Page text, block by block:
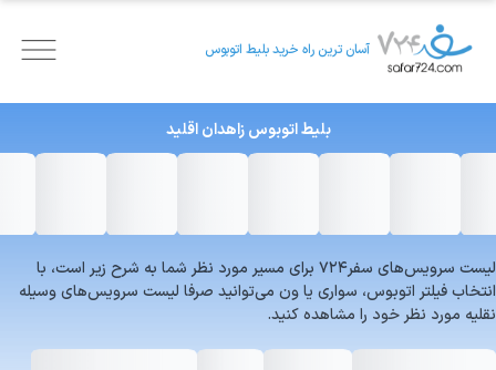
آسان ترین راه خرید بلیط اتوبوس
بلیط اتوبوس زاهدان اقلید
لیست سرویس‌های سفر۷۲۴ برای مسیر مورد نظر شما به شرح زیر است، با
انتخاب فیلتر اتوبوس، سواری یا ون می‌توانید صرفا لیست سرویس‌های وسیله
نقلیه مورد نظر خود را مشاهده کنید.